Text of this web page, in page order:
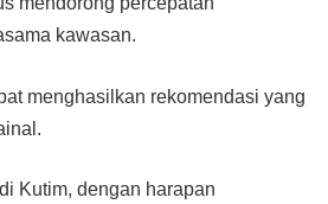
kawasan.
menghasilkan rekomendasi yang
Kutim, dengan harapan